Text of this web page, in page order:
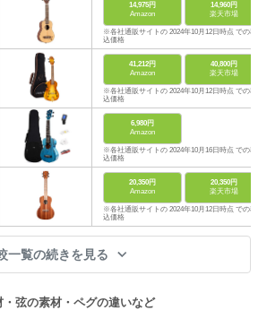
14,975円
Amazon
14,960円
楽天市場
※各社通販サイトの 2024年10月12日時点 での税
込価格
41,212円
Amazon
40,800円
楽天市場
※各社通販サイトの 2024年10月12日時点 での税
込価格
6,980円
Amazon
※各社通販サイトの 2024年10月16日時点 での税
込価格
20,350円
Amazon
20,350円
楽天市場
※各社通販サイトの 2024年10月12日時点 での税
込価格
一覧の続きを見る
弦の素材・ペグの違いなど